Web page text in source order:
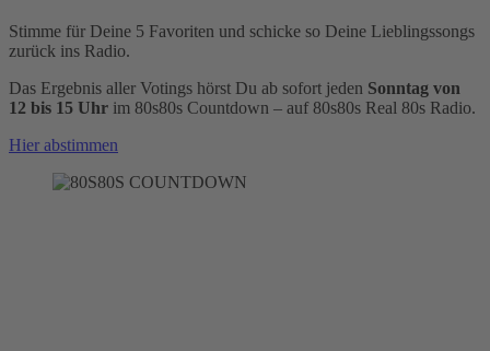
Stimme für Deine 5 Favoriten und schicke so Deine Lieblingssongs
zurück ins Radio.
Das Ergebnis aller Votings hörst Du ab sofort jeden Sonntag von
12 bis 15 Uhr im 80s80s Countdown – auf 80s80s Real 80s Radio.
Hier abstimmen